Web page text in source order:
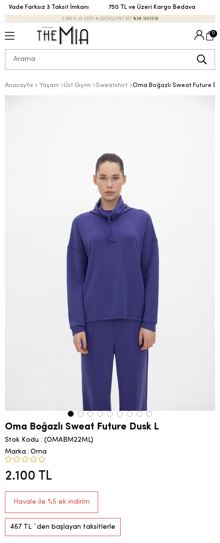
Vade Farksız 3 Taksit İmkanı 750 TL ve Üzeri Kargo Bedava
0
Anasayfa Yaşam Üst Giyim Sweatshirt Oma Boğazlı Sweat Future
Oma Boğazlı Sweat Future Dusk L
Stok Kodu
(OMABM22ML)
Marka : Oma
2.100 TL
Havale ile %5 ek indirim
467 TL `den başlayan taksitlerle